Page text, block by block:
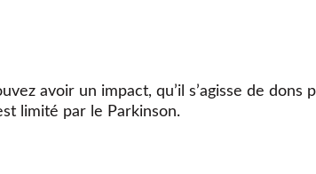
avoir un impact, qu’il s’agisse de
limité par le Parkinson.